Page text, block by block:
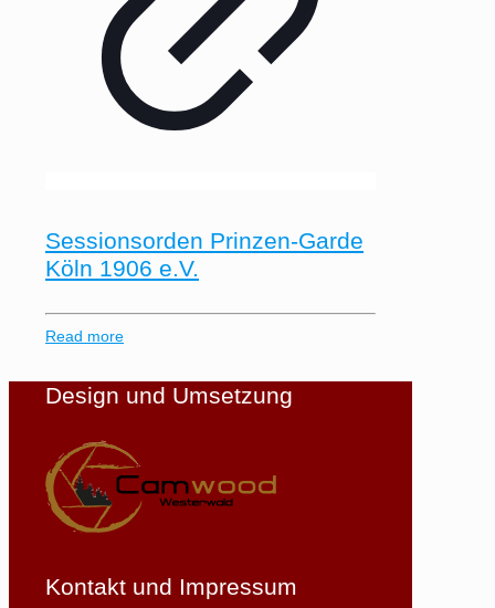
Sessionsorden Prinzen-Garde
Köln 1906 e.V.
Read more
Design und Umsetzung
Kontakt und Impressum